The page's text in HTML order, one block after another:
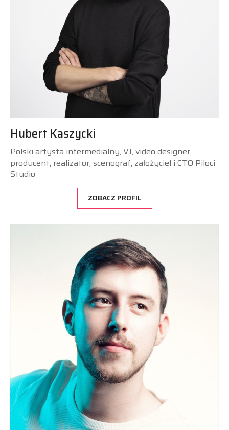
Hubert Kaszycki
Polski artysta intermedialny, VJ, video designer,
producent, realizator, scenograf, założyciel i CTO Piloci
Studio
ZOBACZ PROFIL